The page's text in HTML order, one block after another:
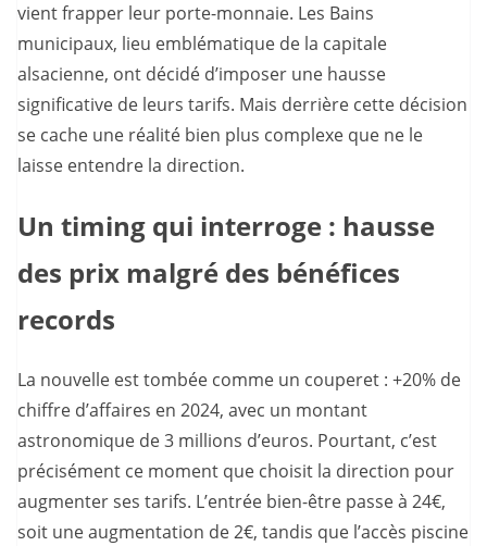
vient frapper leur porte-monnaie. Les Bains
municipaux, lieu emblématique de la capitale
alsacienne, ont décidé d’imposer une hausse
significative de leurs tarifs. Mais derrière cette décision
se cache une réalité bien plus complexe que ne le
laisse entendre la direction.
Un timing qui interroge : hausse
des prix malgré des bénéfices
records
La nouvelle est tombée comme un couperet : +20% de
chiffre d’affaires en 2024, avec un montant
astronomique de 3 millions d’euros. Pourtant, c’est
précisément ce moment que choisit la direction pour
augmenter ses tarifs. L’entrée bien-être passe à 24€,
soit une augmentation de 2€, tandis que l’accès piscine